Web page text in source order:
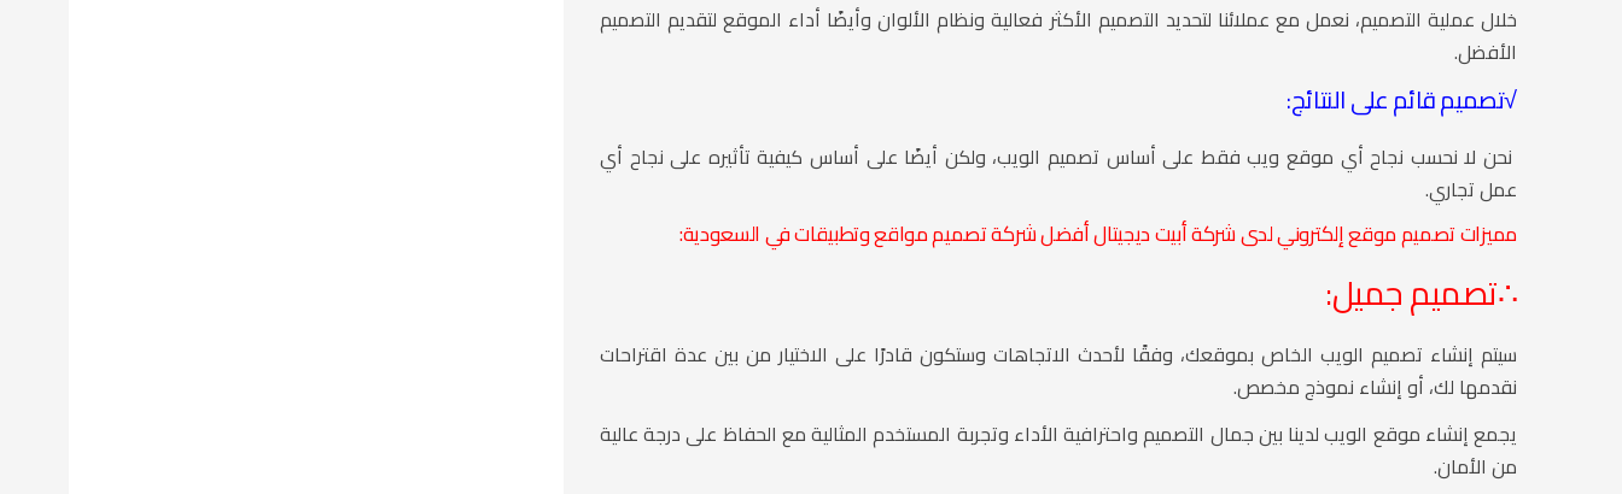
خلال عملية التصميم، نعمل مع عملائنا لتحديد التصميم الأكثر فعالية ونظام الألوان وأيضًا أداء الموقع لتقديم التصميم
الأفضل.
√تصميم قائم على النتائج:
نحن لا نحسب نجاح أي موقع ويب فقط على أساس تصميم الويب، ولكن أيضًا على أساس كيفية تأثيره على نجاح أي
عمل تجاري.
مميزات تصميم موقع إلكتروني لدى شركة أبيت ديجيتال أفضل شركة تصميم مواقع وتطبيقات في السعودية:
∴تصميم جميل:
سيتم إنشاء تصميم الويب الخاص بموقعك، وفقًا لأحدث الاتجاهات وستكون قادرًا على الاختيار من بين عدة اقتراحات
نقدمها لك، أو إنشاء نموذج مخصص.
يجمع إنشاء موقع الويب لدينا بين جمال التصميم واحترافية الأداء وتجربة المستخدم المثالية مع الحفاظ على درجة عالية
من الأمان.